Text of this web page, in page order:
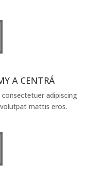
A CENTRÁ
adipiscing
mattis eros.